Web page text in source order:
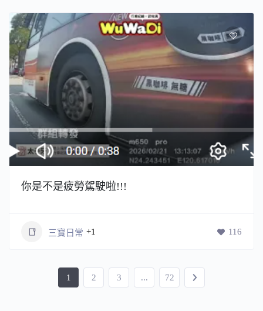
你是不是疲勞駕駛啦!!!
三寶日常 +1 116
1 2 3 ... 72